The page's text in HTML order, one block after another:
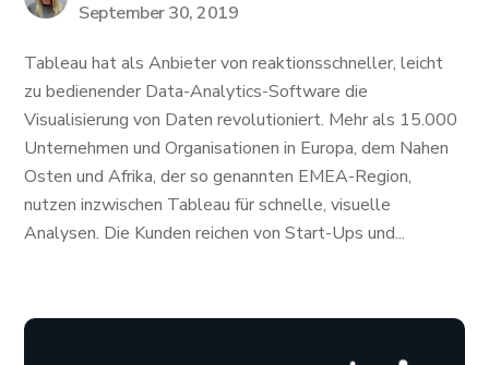
September 30, 2019
Tableau hat als Anbieter von reaktionsschneller, leicht
zu bedienender Data-Analytics-Software die
Visualisierung von Daten revolutioniert. Mehr als 15.000
Unternehmen und Organisationen in Europa, dem Nahen
Osten und Afrika, der so genannten EMEA-Region,
nutzen inzwischen Tableau für schnelle, visuelle
Analysen. Die Kunden reichen von Start-Ups und...